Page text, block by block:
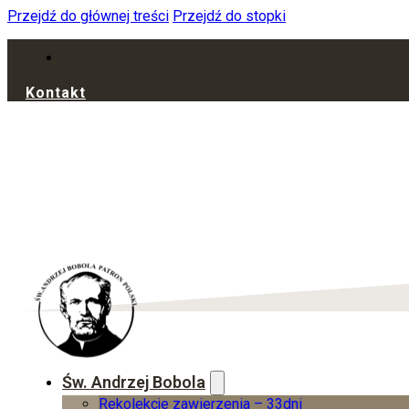
Przejdź do głównej treści Przejdź do stopki
Kontakt
Św. Andrzej Bobola
Rekolekcje zawierzenia – 33dni
Dołącz do darczyńców Filmowego